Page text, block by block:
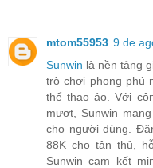
mtom55953 9 de
Sunwin là nền tảng
trò chơi phong phú
thể thao ảo. Với
mượt, Sunwin
cho người dùng.
88K cho tân thủ,
Sunwin cam kết